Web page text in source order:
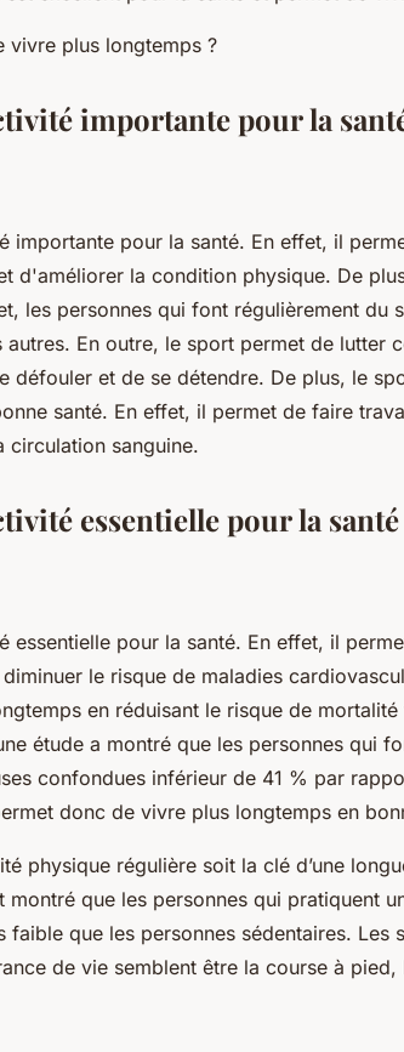
importante pour la
importante pour la santé. En effet, il
d'améliorer la condition physique. De
les personnes qui font régulièrement du
autres. En outre, le sport permet de lutter
défouler et de se détendre. De plus, le
santé. En effet, il permet de faire
sanguine.
essentielle pour la santé
essentielle pour la santé. En effet, il
le risque de maladies
en réduisant le risque de mortalité
étude a montré que les personnes qui
confondues inférieur de 41 % par
donc de vivre plus longtemps en
physique régulière soit la clé d’une
montré que les personnes qui pratiquent
faible que les personnes sédentaires. Les
de vie semblent être la course à